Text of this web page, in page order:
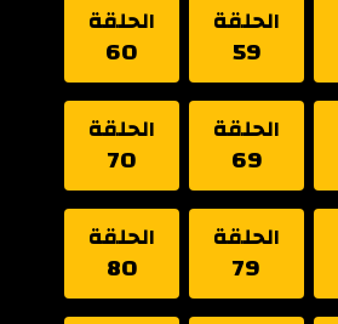
الحلقة
59
الحلقة
60
الحلقة
69
الحلقة
70
الحلقة
79
الحلقة
80